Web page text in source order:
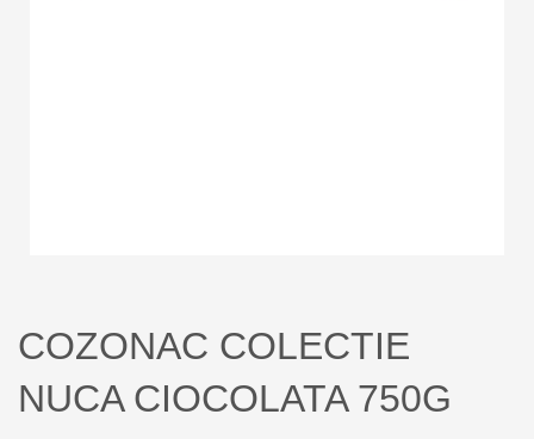
COZONAC COLECTIE
NUCA CIOCOLATA 750G